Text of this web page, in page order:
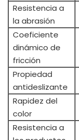
Resistencia a
la abrasión
Coeficiente
dinámico de
fricción
Propiedad
antideslizante
Rapidez del
color
Resistencia a